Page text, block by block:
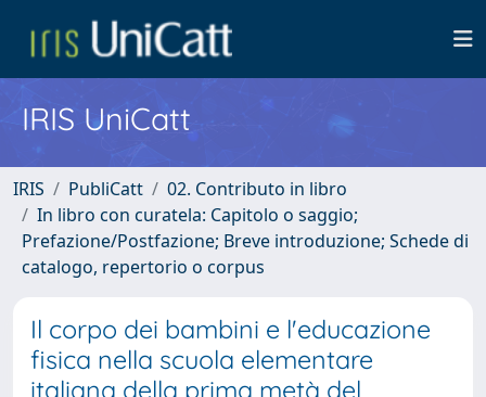
IRIS UniCatt
IRIS PubliCatt
02. Contributo in libro
In libro con curatela: Capitolo o saggio;
Prefazione/Postfazione; Breve introduzione; Schede di
catalogo, repertorio o corpus
Il corpo dei bambini e l'educazione
fisica nella scuola elementare
italiana della prima metà del